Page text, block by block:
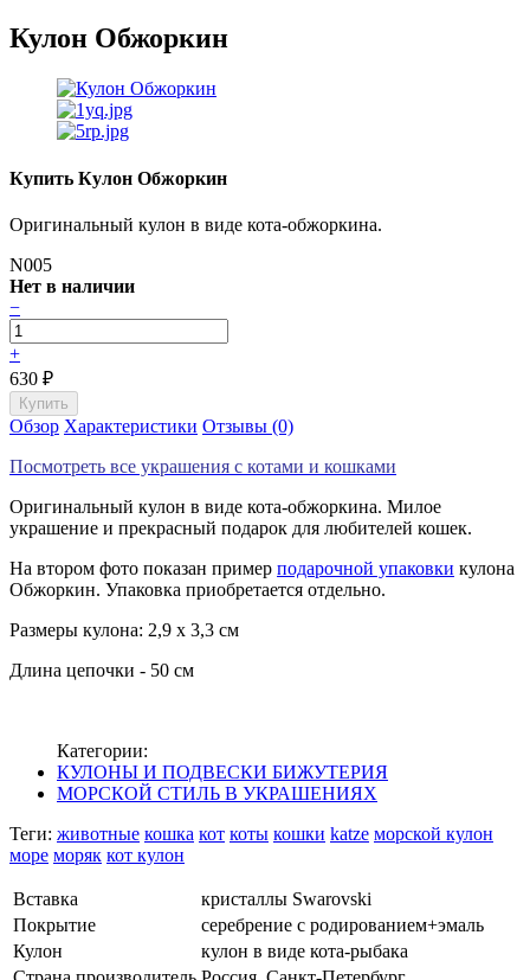
Кулон Обжоркин
Купить Кулон Обжоркин
Оригинальный кулон в виде кота-обжоркина.
N005
Нет в наличии
−
+
630 ₽
Обзор Характеристики Отзывы (0)
Посмотреть все украшения с котами и кошками
Оригинальный кулон в виде кота-обжоркина. Милое
украшение и прекрасный подарок для любителей кошек.
На втором фото показан пример подарочной упаковки кулона
Обжоркин. Упаковка приобретается отдельно.
Размеры кулона: 2,9 х 3,3 см
Длина цепочки - 50 см
Категории:
КУЛОНЫ И ПОДВЕСКИ БИЖУТЕРИЯ
МОРСКОЙ СТИЛЬ В УКРАШЕНИЯХ
Теги: животные кошка кот коты кошки katze морской кулон
море моряк кот кулон
Вставка
кристаллы Swarovski
Покрытие
серебрение с родированием+эмаль
Кулон
кулон в виде кота-рыбака